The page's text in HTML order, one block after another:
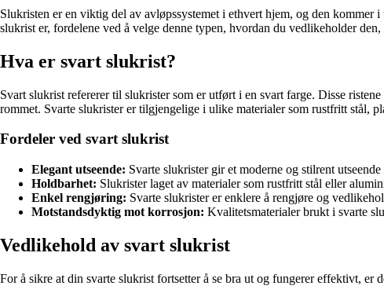
Slukristen er en viktig del av avløpssystemet i ethvert hjem, og den
slukrist er, fordelene ved å velge denne typen, hvordan du vedlikeholder
Hva er svart slukrist?
Svart slukrist refererer til slukrister som er utført i en svart farge. Disse
rommet. Svarte slukrister er tilgjengelige i ulike materialer som rustfritt stål,
Fordeler ved svart slukrist
Elegant utseende: Svarte slukrister gir et moderne og stilrent
Holdbarhet: Slukrister laget av materialer som rustfritt stål eller
Enkel rengjøring: Svarte slukrister er enklere å rengjøre og
Motstandsdyktig mot korrosjon: Kvalitetsmaterialer brukt i svarte
Vedlikehold av svart slukrist
For å sikre at din svarte slukrist fortsetter å se bra ut og fungerer effektivt,